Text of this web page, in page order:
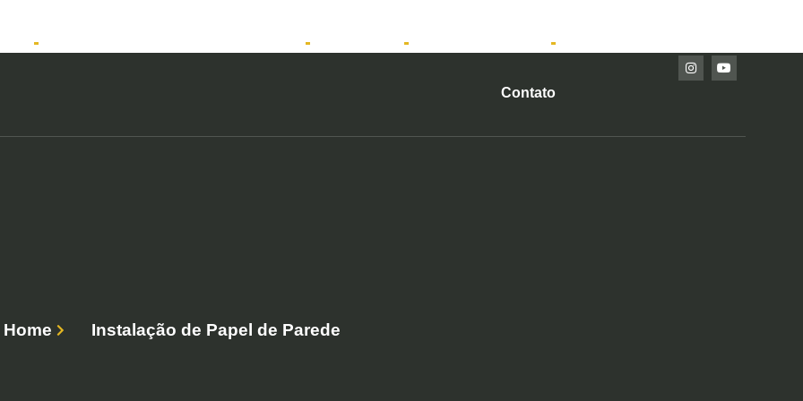
Contato
Home Instalação de Papel de Parede